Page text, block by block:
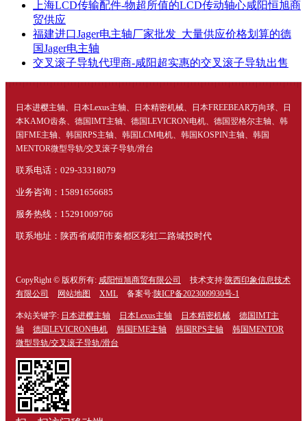
上海LCD传输配件-物超所值的LCD传动轴心咸阳恒旭商
贸供应
福建进口Jager电主轴厂家批发_大量供应价格划算的德
国Jager电主轴
交叉滚子导轨代理商-咸阳超实惠的交叉滚子导轨出售
日本进樱主轴、日本Lexus主轴、日本精密机械、日本FREEBEAR万向球、日
本KAMO齿条、德国IMT主轴、德国LEVICRON电机、德国翌格尔主轴、韩
国FME主轴、韩国RPS主轴、韩国LCM电机、韩国KOSPIN主轴、韩国
MENTOR微型导轨/交叉滚子导轨/滑台
联系电话：029-33318079
业务咨询：15891656685
服务热线：15291009766
联系地址：陕西省咸阳市秦都区彩虹二路城投时代
CopyRight © 版权所有: 咸阳恒旭商贸有限公司 技术支持:陕西印象信息技术
有限公司
网站地图 XML 备案号:陕ICP备2023009930号-1
本站关键字: 日本进樱主轴 日本Lexus主轴 日本精密机械
德国IMT主
轴
德国LEVICRON电机 韩国FME主轴 韩国RPS主轴
韩国MENTOR
微型导轨/交叉滚子导轨/滑台